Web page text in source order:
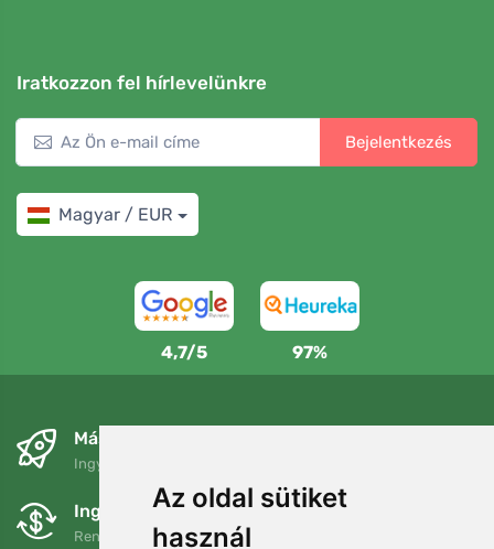
Az oldal sütiket
használ
Iratkozzon fel hírlevelünkre
Bejelentkezés
Magyar / EUR
4,7/5 97%
Másnapra és ingyenesen
Ingyenes szállítás a következő összeg felett: 80 EUR
Ingyenes csere és visszaküldés
Rendelését 90 napon belül bármikor visszaküldheti vagy